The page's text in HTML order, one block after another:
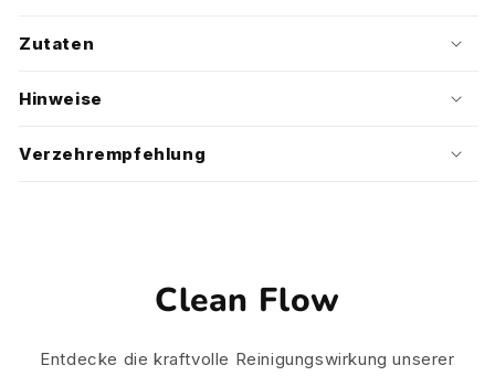
Zutaten
Hinweise
Verzehrempfehlung
Clean Flow
Entdecke die kraftvolle Reinigungswirkung unserer